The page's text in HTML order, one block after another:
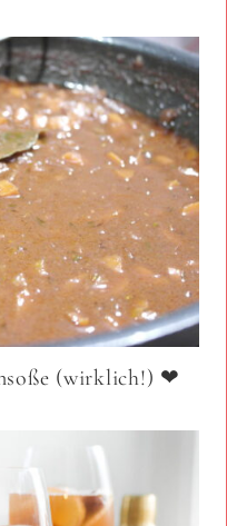
(wirklich!) ❤